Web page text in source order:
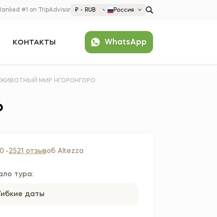
#1 on TripAdvisor ₽ - RUB Россия
United States (English)
Argentina (Español)
Asia
Japan (Japanese)
Europe
КОНТАКТЫ WhatsApp
МИР НГОРОНГОРО
-2521 отзывоб Altezza
тура:
Гибкие даты